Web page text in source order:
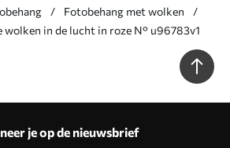
Fotobehang met wolken
wolken in de lucht in roze N° u96783v1
je op de nieuwsbrief